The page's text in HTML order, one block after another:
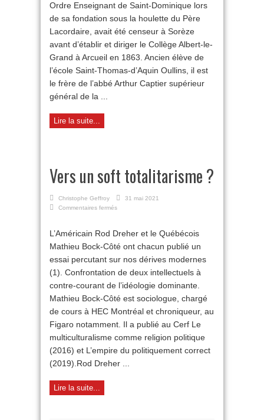
d’Arcueil
»
le
mai
1871
Ordre Enseignant de Saint-Dominique lors
de sa fondation sous la houlette du Père
Lacordaire, avait été censeur à Sorèze
avant d’établir et diriger le Collège Albert-le-
Grand à Arcueil en 1863. Ancien élève de
l’école Saint-Thomas-d’Aquin Oullins, il est
le frère de l’abbé Arthur Captier supérieur
général de la ...
Lire la suite...
Vers un soft totalitarisme ?
Christophe Geffroy
31 mai 2021
Commentaires fermés
soft
totalitarisme
L’Américain Rod Dreher et le Québécois
Mathieu Bock-Côté ont chacun publié un
essai percutant sur nos dérives modernes
(1). Confrontation de deux intellectuels à
contre-courant de l’idéologie dominante.
Mathieu Bock-Côté est sociologue, chargé
de cours à HEC Montréal et chroniqueur, au
Figaro notamment. Il a publié au Cerf Le
multiculturalisme comme religion politique
(2016) et L’empire du politiquement correct
(2019).Rod Dreher ...
Lire la suite...